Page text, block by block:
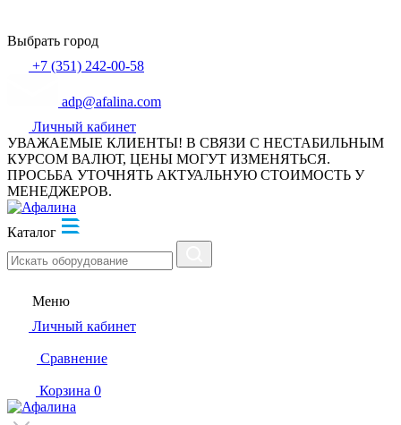
Выбрать город
+7 (351) 242-00-58
adp@afalina.com
Личный кабинет
УВАЖАЕМЫЕ КЛИЕНТЫ! В СВЯЗИ С НЕСТАБИЛЬНЫМ
КУРСОМ ВАЛЮТ, ЦЕНЫ МОГУТ ИЗМЕНЯТЬСЯ.
ПРОСЬБА УТОЧНЯТЬ АКТУАЛЬНУЮ СТОИМОСТЬ У
МЕНЕДЖЕРОВ.
Каталог
Меню
Личный кабинет
Сравнение
Корзина 0